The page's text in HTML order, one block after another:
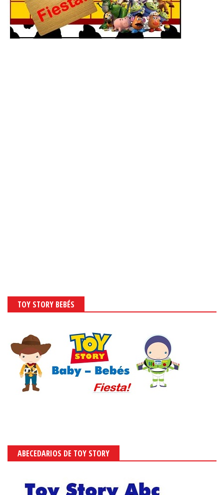
TOY STORY BEBÉS
ABECEDARIOS DE TOY STORY